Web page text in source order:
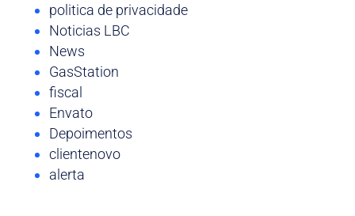
politica de privacidade
Noticias LBC
News
GasStation
fiscal
Envato
Depoimentos
clientenovo
alerta